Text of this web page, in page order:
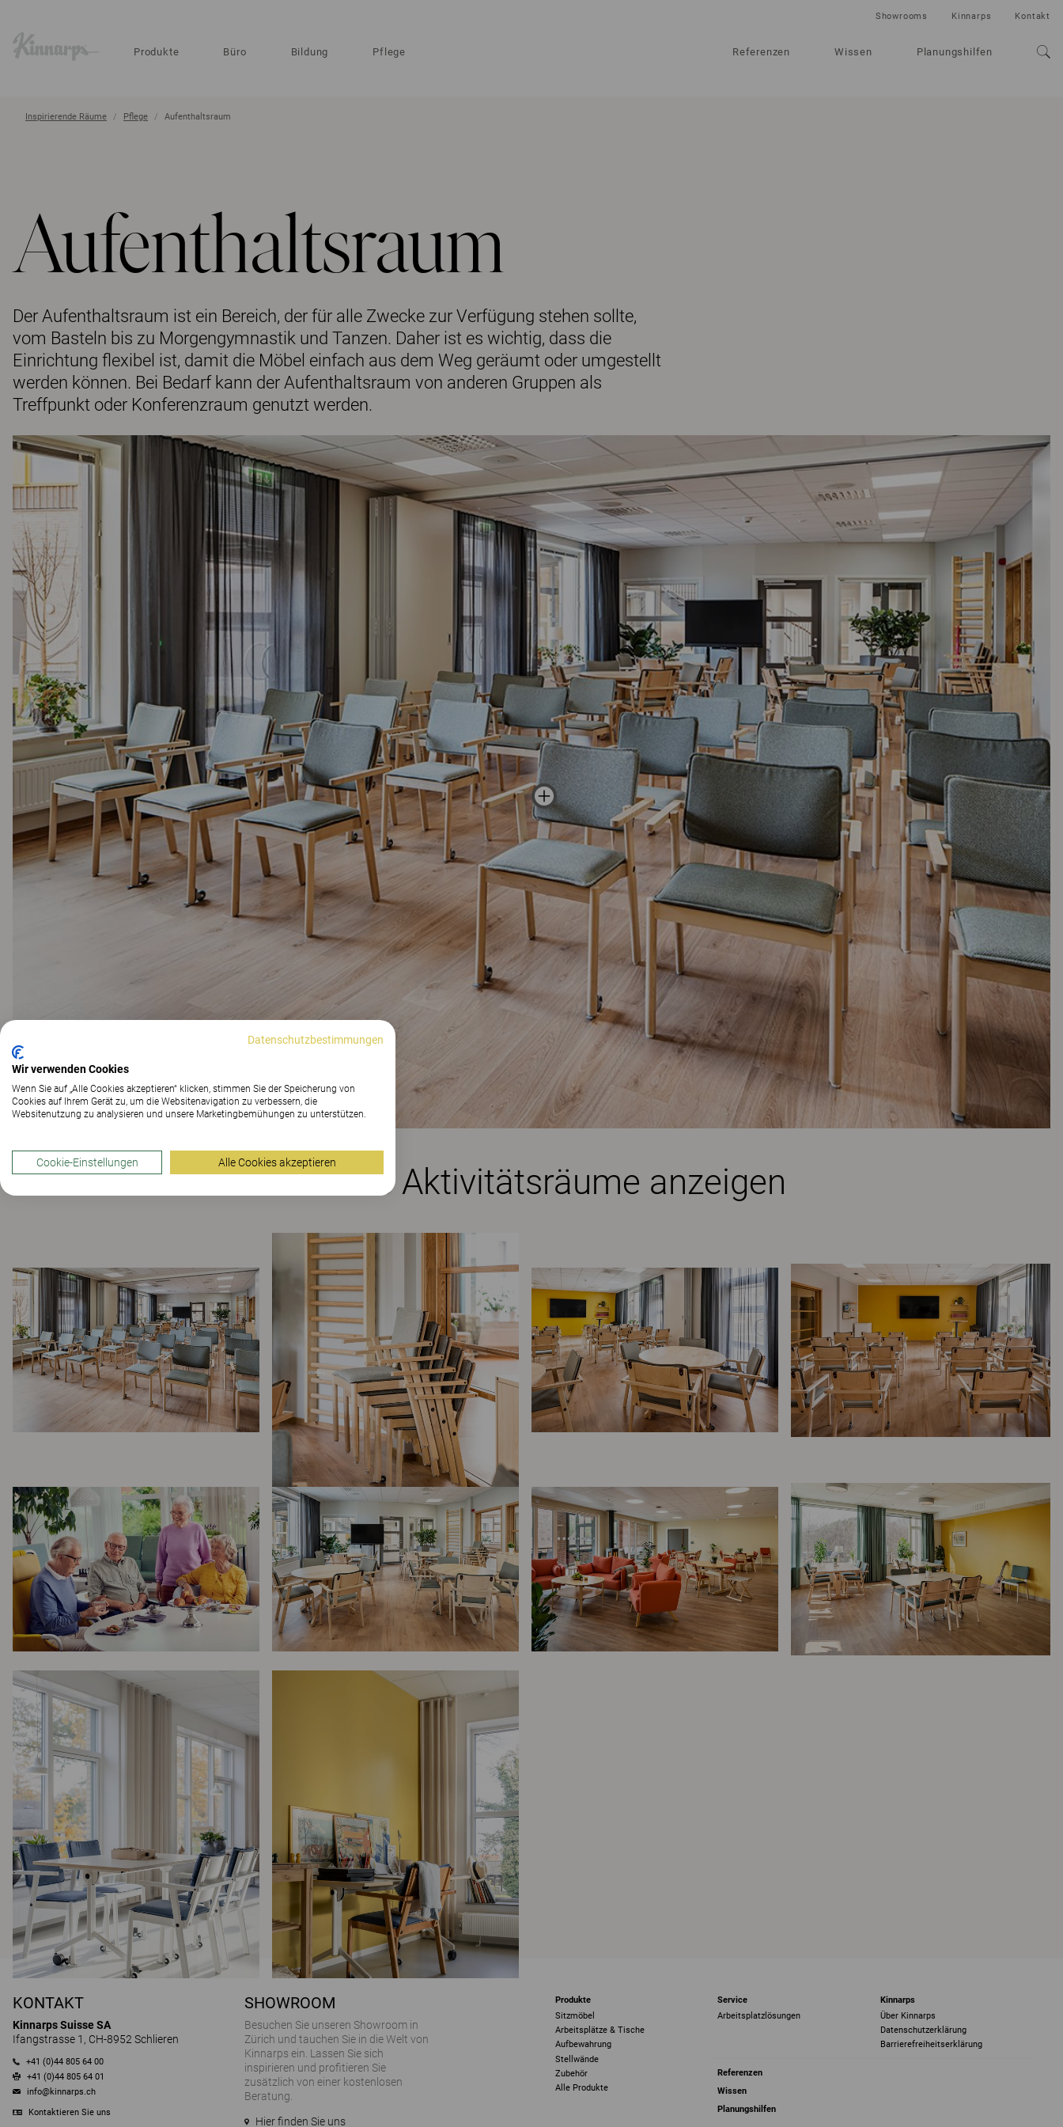
Produkte Büro Bildung Pflege Referenzen Wissen Planungshilfen
Showrooms Kinnarps Kontakt
Inspirierende Räume Pflege Aufenthaltsraum
Aufenthaltsraum
Der Aufenthaltsraum ist ein Bereich, der für alle Zwecke zur Verfügung stehen sollte,
vom Basteln bis zu Morgengymnastik und Tanzen. Daher ist es wichtig, dass die
Einrichtung flexibel ist, damit die Möbel einfach aus dem Weg geräumt oder umgestellt
werden können. Bei Bedarf kann der Aufenthaltsraum von anderen Gruppen als
Treffpunkt oder Konferenzraum genutzt werden.
Weitere Aktivitätsräume anzeigen
KONTAKT
Kinnarps Suisse SA
Ifangstrasse 1, CH-8952 Schlieren
+41 (0)44 805 64 00
+41 (0)44 805 64 01
info@kinnarps.ch
Kontaktieren Sie uns
SHOWROOM
Besuchen Sie unseren Showroom in
Zürich und tauchen Sie in die Welt von
Kinnarps ein. Lassen Sie sich
inspirieren und profitieren Sie
zusätzlich von einer kostenlosen
Beratung.
Hier finden Sie uns
Produkte
Sitzmöbel
Arbeitsplätze & Tische
Aufbewahrung
Stellwände
Zubehör
Alle Produkte
Service
Arbeitsplatzlösungen
Kinnarps
Über Kinnarps
Datenschutzerklärung
Barrierefreiheits­erklärung
Referenzen
Wissen
Planungshilfen
Datenschutzbestimmungen
Wir verwenden Cookies
Wenn Sie auf „Alle Cookies akzeptieren“ klicken, stimmen Sie der Speicherung von
Cookies auf Ihrem Gerät zu, um die Websitenavigation zu verbessern, die
Websitenutzung zu analysieren und unsere Marketingbemühungen zu unterstützen.
Cookie-Einstellungen Alle Cookies akzeptieren